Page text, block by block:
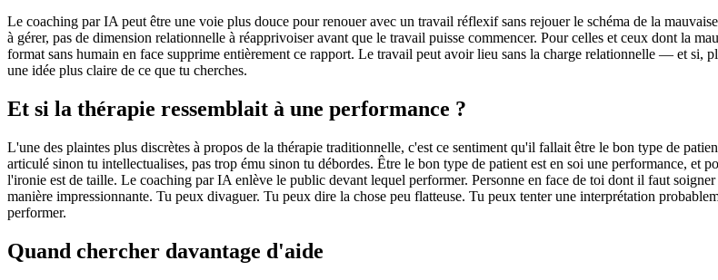
Le coaching par IA peut être une voie plus douce pour renouer avec un travail réflexif sans rejouer le schéma de la
à gérer, pas de dimension relationnelle à réapprivoiser avant que le travail puisse commencer. Pour celles et ceux dont la
format sans humain en face supprime entièrement ce rapport. Le travail peut avoir lieu sans la charge relationnelle — et si,
une idée plus claire de ce que tu cherches.
Et si la thérapie ressemblait à une performance ?
L'une des plaintes plus discrètes à propos de la thérapie traditionnelle, c'est ce sentiment qu'il fallait être le bon type de
articulé sinon tu intellectualises, pas trop ému sinon tu débordes. Être le bon type de patient est en soi une performance, et
l'ironie est de taille. Le coaching par IA enlève le public devant lequel performer. Personne en face de toi dont il faut
manière impressionnante. Tu peux divaguer. Tu peux dire la chose peu flatteuse. Tu peux tenter une interprétation
performer.
Quand chercher davantage d'aide